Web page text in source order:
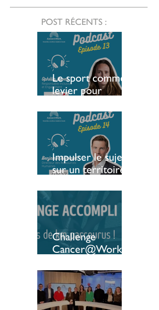
POST RÉCENTS :
Le sport comme
levier pour
des patients
Impulser le sujet
sur un territoire :
d’une entreprise
luxembourgeoise
Challenge
Cancer@Work :
qui bat tous les
reccords ! 🔥